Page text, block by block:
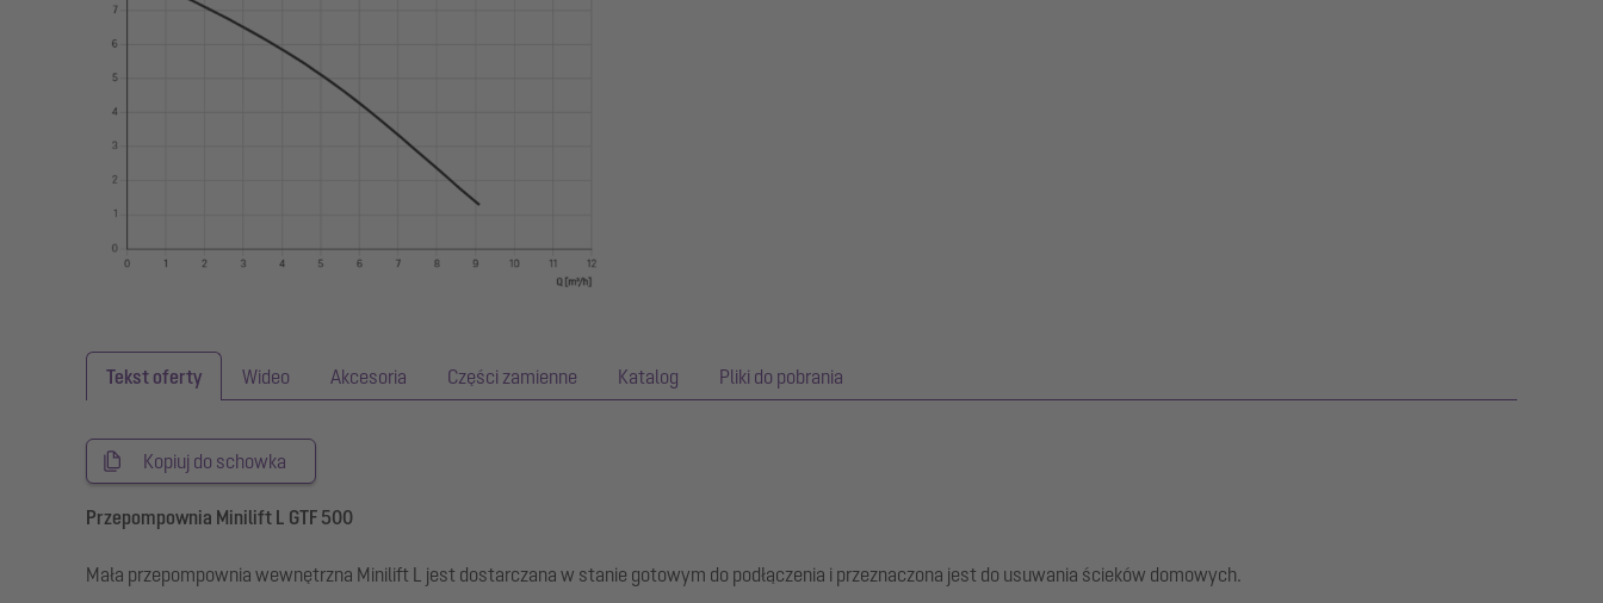
Tekst oferty Wideo Akcesoria Części zamienne Katalog Pliki do pobrania
Kopiuj do schowka
Przepompownia Minilift L GTF 500
Mała przepompownia wewnętrzna Minilift L jest dostarczana w stanie gotowym do podłączenia i przeznaczona jest do usuwania ścieków domowych.